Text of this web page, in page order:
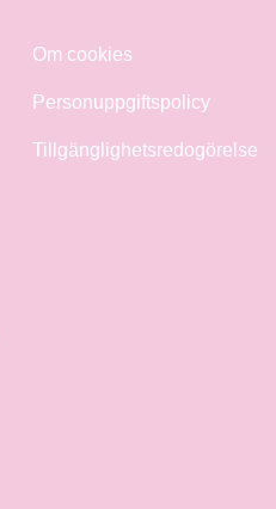
Om cookies
Personuppgiftspolicy
Tillgänglighetsredogörelse